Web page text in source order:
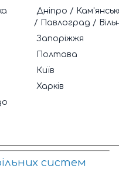
Дніпро /
/ Павлоград /
Запоріжжя
Полтава
Київ
Харків
систем